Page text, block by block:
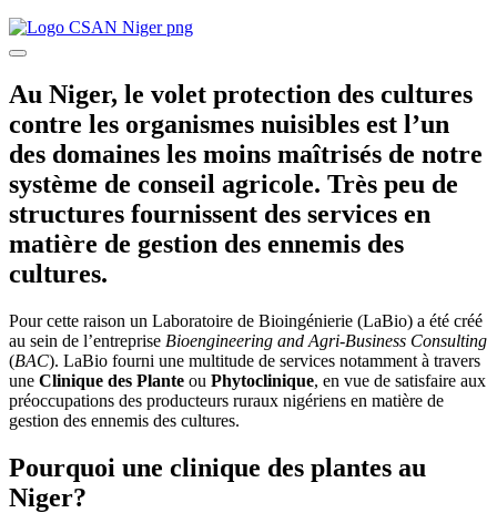
Au Niger, le volet protection des cultures
contre les organismes nuisibles est l’un
des domaines les moins maîtrisés de notre
système de conseil agricole. Très peu de
structures fournissent des services en
matière de gestion des ennemis des
cultures.
Pour cette raison un Laboratoire de Bioingénierie (LaBio) a été créé
au sein de l’entreprise Bioengineering and Agri-Business Consulting
(BAC). LaBio fourni une multitude de services notamment à travers
une Clinique des Plante ou Phytoclinique, en vue de satisfaire aux
préoccupations des producteurs ruraux nigériens en matière de
gestion des ennemis des cultures.
Pourquoi une clinique des plantes au
Niger?